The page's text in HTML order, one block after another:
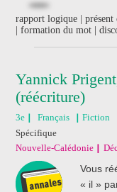
rapport logique |
| formation du mot |
Yannick
(réécriture)
3e Français
Fiction
Spécifique
Nouvelle-Calédonie
Vous
« il »